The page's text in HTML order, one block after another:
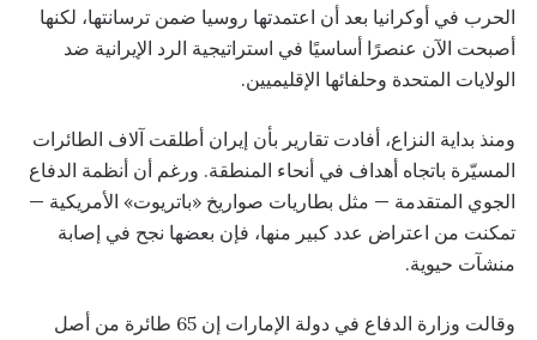
الحرب في أوكرانيا بعد أن اعتمدتها روسيا ضمن ترسانتها، لكنها
أصبحت الآن عنصرًا أساسيًا في استراتيجية الرد الإيرانية ضد
الولايات المتحدة وحلفائها الإقليميين.
ومنذ بداية النزاع، أفادت تقارير بأن إيران أطلقت آلاف الطائرات
المسيّرة باتجاه أهداف في أنحاء المنطقة. ورغم أن أنظمة الدفاع
الجوي المتقدمة — مثل بطاريات صواريخ «باتريوت» الأمريكية —
تمكنت من اعتراض عدد كبير منها، فإن بعضها نجح في إصابة
منشآت حيوية.
وقالت وزارة الدفاع في دولة الإمارات إن 65 طائرة من أصل